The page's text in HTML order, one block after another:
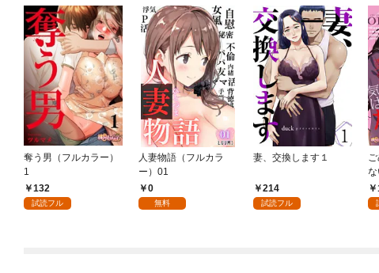
奪う男（フルカラー）
1
132
試読フル
人妻物語（フルカラ
ー）01
0
無料
妻、交換します１
214
試読フル
な